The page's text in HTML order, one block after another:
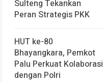
Sulteng Tekankan
Peran Strategis PKK
HUT ke-80
Bhayangkara, Pemkot
Palu Perkuat Kolaborasi
dengan Polri